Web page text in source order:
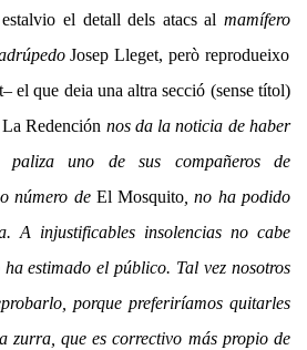
el detall dels atacs almamífero
Josep Lleget, però reprodueixo
el que deia una altra secció (sense títol)
Redención nos da la noticia de haber
paliza uno de sus compañeros de
número deEl Mosquito , no ha podido
A injustificables insolencias no cabe
estimado el público. Tal vez nosotros
porque preferiríamos quitarles
zurra, que es correctivo más propio de